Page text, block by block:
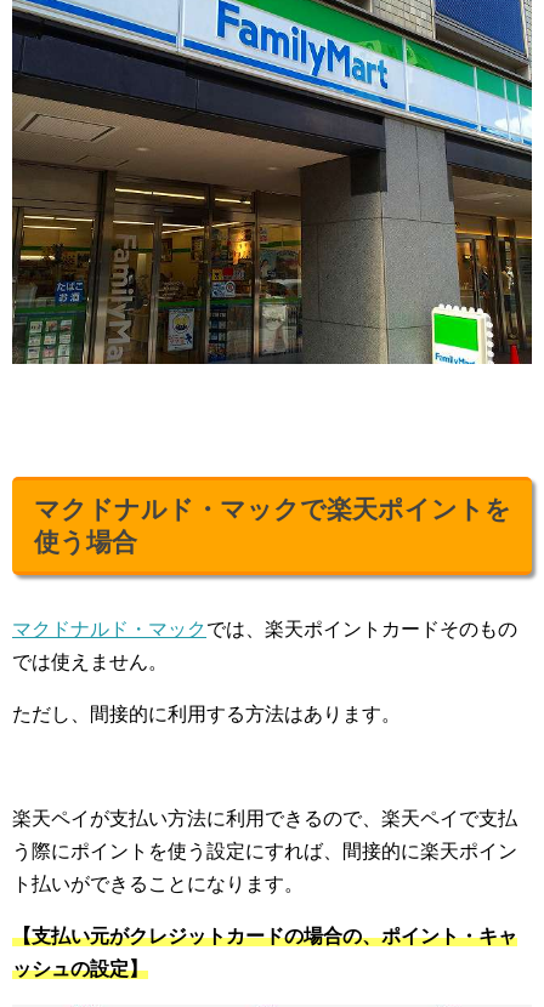
マクドナルド・マックで楽天ポイントを
使う場合
マクドナルド・マック では、楽天ポイントカードそのもの
では使えません。
ただし、間接的に利用する方法はあります。
楽天ペイが支払い方法に利用できるので、楽天ペイで支払
う際にポイントを使う設定にすれば、間接的に楽天ポイン
ト払いができることになります。
【支払い元がクレジットカードの場合の、ポイント・キャ
ッシュの設定】